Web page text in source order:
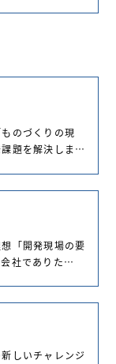
ものづくりの現
題を解決しま…
想「開発現場の要
社でありた…
新しいチャレンジ